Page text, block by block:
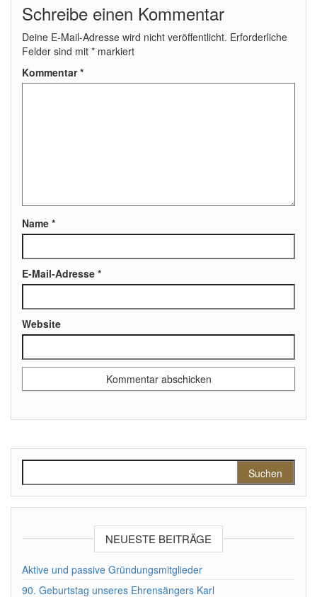
Schreibe einen Kommentar
Deine E-Mail-Adresse wird nicht veröffentlicht. Erforderliche
Felder sind mit * markiert
Kommentar*
Name *
E-Mail-Adresse *
Website
NEUESTE BEITRÄGE
Aktive und passive Gründungsmitglieder
90. Geburtstag unseres Ehrensängers Karl